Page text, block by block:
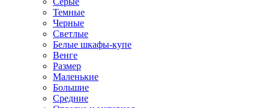
Темные
Черные
Светлые
Белые шкафы-купе
Венге
Размер
Маленькие
Большие
Средние